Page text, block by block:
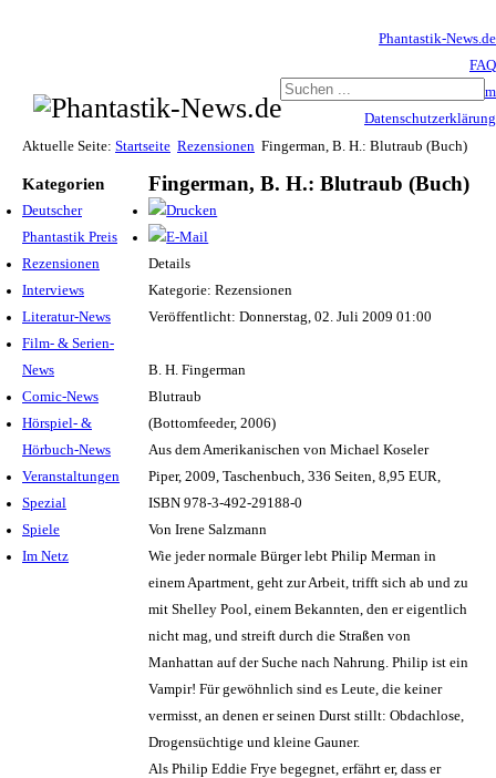
Phantastik-News.de
FAQ
Impressum
Datenschutzerklärung
Haftungsausschluss
Aktuelle Seite: Startseite Rezensionen Fingerman, B. H.: Blutraub (Buch)
Kategorien
Deutscher
Phantastik Preis
Rezensionen
Interviews
Literatur-News
Film- & Serien-
News
Comic-News
Hörspiel- &
Hörbuch-News
Veranstaltungen
Spezial
Spiele
Im Netz
Fingerman, B. H.: Blutraub (Buch)
Details
Kategorie: Rezensionen
Veröffentlicht: Donnerstag, 02. Juli 2009 01:00
B. H. Fingerman
Blutraub
(Bottomfeeder, 2006)
Aus dem Amerikanischen von Michael Koseler
Piper, 2009, Taschenbuch, 336 Seiten, 8,95 EUR,
ISBN 978-3-492-29188-0
Von Irene Salzmann
Wie jeder normale Bürger lebt Philip Merman in
einem Apartment, geht zur Arbeit, trifft sich ab und zu
mit Shelley Pool, einem Bekannten, den er eigentlich
nicht mag, und streift durch die Straßen von
Manhattan auf der Suche nach Nahrung. Philip ist ein
Vampir! Für gewöhnlich sind es Leute, die keiner
vermisst, an denen er seinen Durst stillt: Obdachlose,
Drogensüchtige und kleine Gauner.
Als Philip Eddie Frye begegnet, erfährt er, dass er